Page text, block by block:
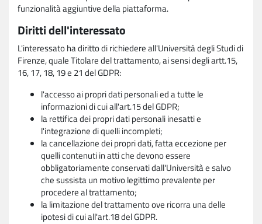
funzionalità aggiuntive della piattaforma.
Diritti dell'interessato
L'interessato ha diritto di richiedere all'Università degli Studi di
Firenze, quale Titolare del trattamento, ai sensi degli artt.15,
16, 17, 18, 19 e 21 del GDPR:
l'accesso ai propri dati personali ed a tutte le
informazioni di cui all'art.15 del GDPR;
la rettifica dei propri dati personali inesatti e
l'integrazione di quelli incompleti;
la cancellazione dei propri dati, fatta eccezione per
quelli contenuti in atti che devono essere
obbligatoriamente conservati dall'Università e salvo
che sussista un motivo legittimo prevalente per
procedere al trattamento;
la limitazione del trattamento ove ricorra una delle
ipotesi di cui all'art.18 del GDPR.